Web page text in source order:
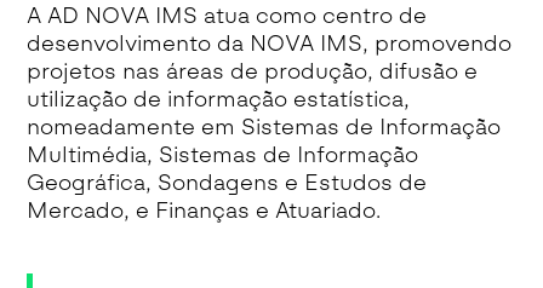
A AD NOVA IMS atua como centro de
desenvolvimento da NOVA IMS, promovendo
projetos nas áreas de produção, difusão e
utilização de informação estatística,
nomeadamente em Sistemas de Informação
Multimédia, Sistemas de Informação
Geográfica, Sondagens e Estudos de
Mercado, e Finanças e Atuariado.